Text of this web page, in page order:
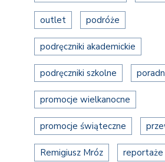
outlet podróże
podręczniki akademickie
podręczniki szkolne
promocje wielkanocne
promocje świąteczne
Remigiusz Mróz reportaże